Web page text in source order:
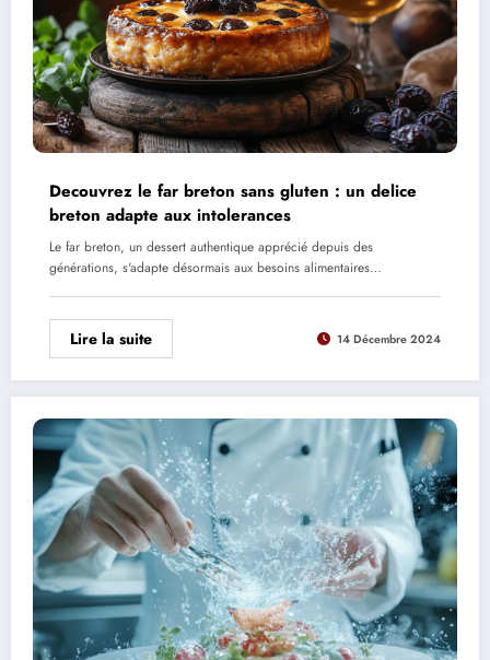
Decouvrez le far breton sans gluten : un delice
breton adapte aux intolerances
Le far breton, un dessert authentique apprécié depuis des
générations, s'adapte désormais aux besoins alimentaires…
Lire la suite 14 Décembre 2024